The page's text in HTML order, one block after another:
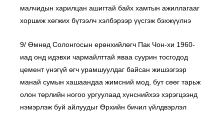
малчидын харилцан ашигтай байх хамтын ажиллагааг
хоршиж хөгжих бүтээлч хэлбэрээр үүсгэж бэхжүүлнэ
9/ Өмнөд Солонгосын ерөнхийлөгч Пак Чон-хи 1960-
иад онд идэвхи чармайлттай яваа суурин тосгодод
цемент үнэгүй өгч урамшуулдаг байсан жишээгээр
манай сумын хашаандаа жимсний мод, бут сөөг тарьж
олон төрлийн ногоо ургуулаад хүнснийхээ хэрэгцээнд
нэмэрлэж буй айлуудыг Өрхийн бичил үйлдвэрлэл